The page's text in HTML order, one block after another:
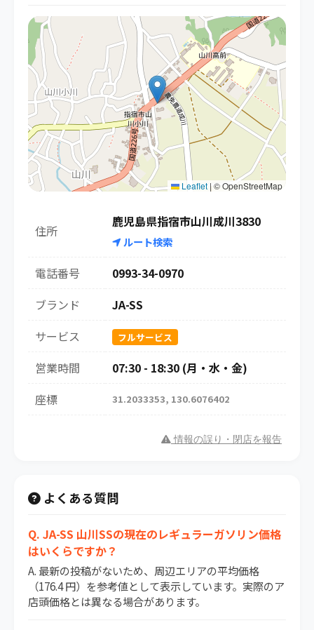
Leaflet |© OpenStreetMap
住所
鹿児島県指宿市山川成川3830
ルート検索
電話番号
0993-34-0970
ブランド
JA-SS
サービス
フルサービス
営業時間
07:30 - 18:30 (月・水・金)
座標
31.2033353, 130.6076402
情報の誤り・閉店を報告
よくある質問
Q. JA-SS 山川SSの現在のレギュラーガソリン価格
はいくらですか？
A. 最新の投稿がないため、周辺エリアの平均価格
（176.4 円）を参考値として表示しています。実際のア
店頭価格とは異なる場合があります。